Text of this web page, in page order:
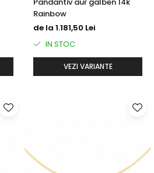
Rainbow
de la 1.181,50 Lei
IN STOC
VEZI VARIANTE